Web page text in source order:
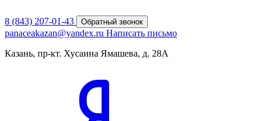
8 (843) 207-01-43 Обратный звонок
panaceakazan@yandex.ru Написать письмо
Казань, пр-кт. Хусаина Ямашева, д. 28А